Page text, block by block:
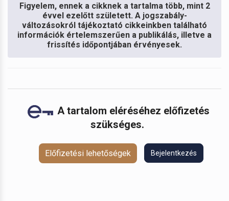
Figyelem, ennek a cikknek a tartalma több, mint 2
évvel ezelőtt született. A jogszabály-
változásokról tájékoztató cikkeinkben található
információk értelemszerűen a publikálás, illetve a
frissítés időpontjában érvényesek.
A tartalom eléréséhez előfizetés
szükséges.
Előfizetési lehetőségek Bejelentkezés